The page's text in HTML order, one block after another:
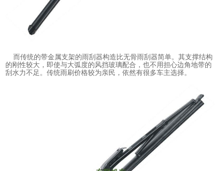
而传统的带金属支架的雨刮器构造比无骨雨刮器简单。其支撑结构
的刚性较大，即使与大弧度的风挡玻璃配合，也不用担心边角地带的
刮水力不足。传统雨刷价格较为亲民，依然有很多车主选择。